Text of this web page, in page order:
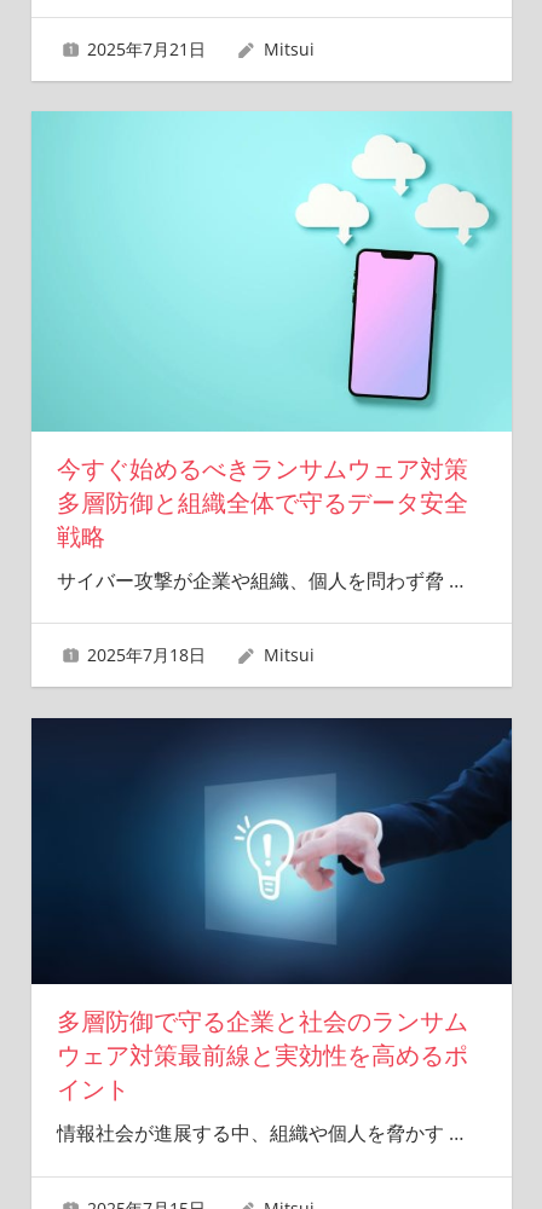
2025年7月21日 Mitsui
今すぐ始めるべきランサムウェア対策
多層防御と組織全体で守るデータ安全
戦略
サイバー攻撃が企業や組織、個人を問わず脅 …
2025年7月18日 Mitsui
多層防御で守る企業と社会のランサム
ウェア対策最前線と実効性を高めるポ
イント
情報社会が進展する中、組織や個人を脅かす …